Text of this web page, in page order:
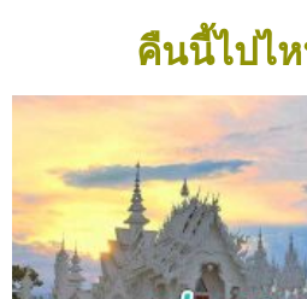
คืนนี้ไปไ